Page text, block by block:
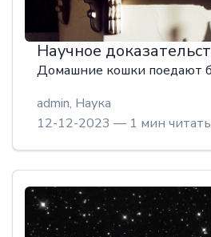
admin, Наука
12-12-2023 — 1 мин читать